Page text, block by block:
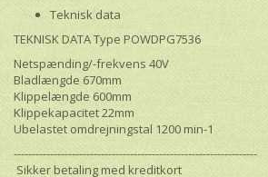
Teknisk data
TEKNISK DATA Type POWDPG7536
Netspænding/-frekvens 40V
Bladlængde 670mm
Klippelængde 600mm
Klippekapacitet 22mm
Ubelastet omdrejningstal 1200 min-1
-------------------------------------------------------------------
Sikker betaling med kreditkort